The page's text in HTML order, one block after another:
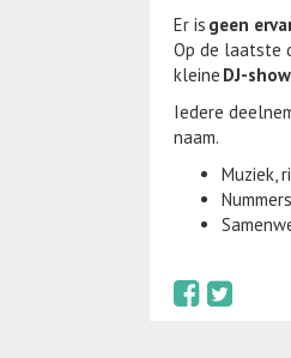
Er is geen
Op de laatste
kleine DJ-
Iedere
naam.
Muziek,